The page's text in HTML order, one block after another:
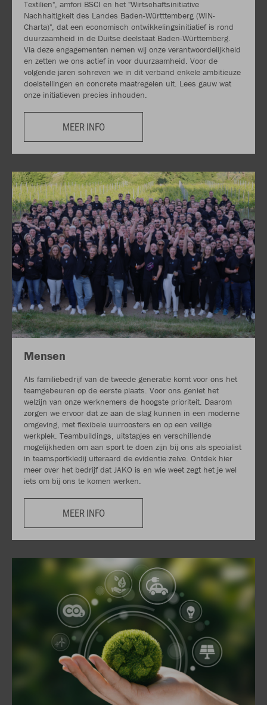
Textilien", amfori BSCI en het "Wirtschaftsinitiative
Nachhaltigkeit des Landes Baden-Württtemberg (WIN-
Charta)", dat een economisch ontwikkelingsinitiatief is rond
duurzaamheid in de Duitse deelstaat Baden-Württemberg.
Via deze engagementen nemen wij onze verantwoordelijkheid
en zetten we ons actief in voor duurzaamheid. Voor de
volgende jaren schreven we in dit verband enkele ambitieuze
doelstellingen en concrete maatregelen uit. Lees gauw wat
onze initiatieven precies inhouden.
MEER INFO
Mensen
Als familiebedrijf van de tweede generatie komt voor ons het
teamgebeuren op de eerste plaats. Voor ons geniet het
welzijn van onze werknemers de hoogste prioriteit. Daarom
zorgen we ervoor dat ze aan de slag kunnen in een moderne
omgeving, met flexibele uurroosters en op een veilige
werkplek. Teambuildings, uitstapjes en verschillende
mogelijkheden om aan sport te doen zijn bij ons als specialist
in teamsportkledij uiteraard de evidentie zelve. Ontdek hier
meer over het bedrijf dat JAKO is en wie weet zegt het je wel
iets om bij ons te komen werken.
MEER INFO